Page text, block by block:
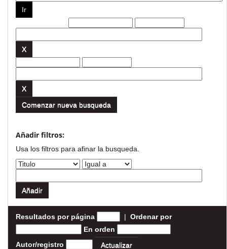
Comenzar nueva busqueda
Añadir filtros:
Usa los filtros para afinar la busqueda.
Resultados por página | Ordenar por
En orden
Autor/registro